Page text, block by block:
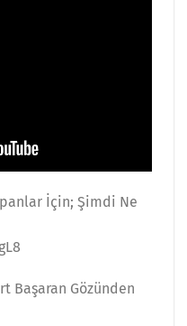
İçin; Şimdi Ne
Başaran Gözünden